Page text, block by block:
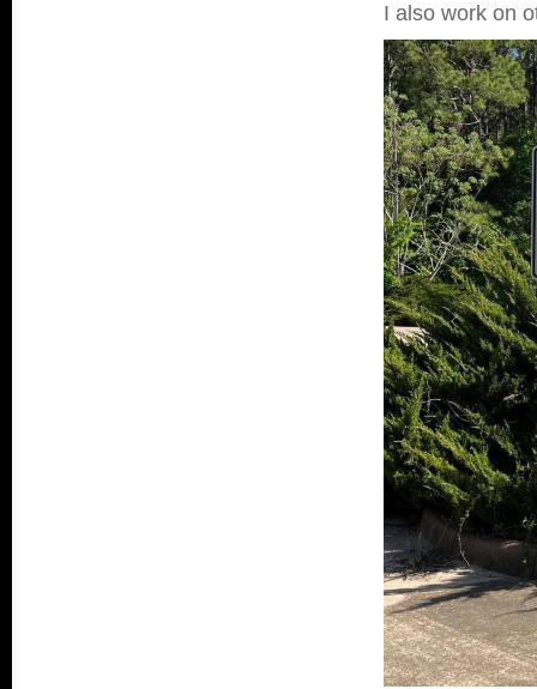
I also work on